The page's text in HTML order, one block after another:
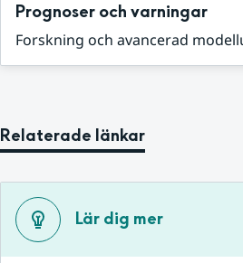
Prognoser och varningar
Forskning och avancerad
Relaterade länkar
Lär dig mer